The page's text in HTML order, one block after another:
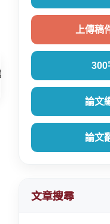
上傳稿
300
論文
論文
文章搜尋